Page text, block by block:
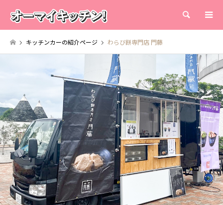
検索
キッチンカーの紹介ページ わらび餅専門店 門藤